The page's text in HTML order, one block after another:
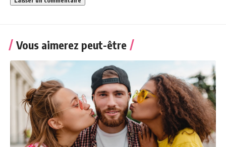
Vous aimerez peut-être